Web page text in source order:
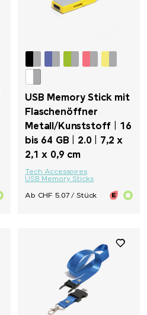
USB Memory Stick mit
Flaschenöffner
Metall/Kunststoff | 16
bis 64 GB | 2.0 | 7,2 x
2,1 x 0,9 cm
Tech Accessoires
USB Memory Sticks
Ab CHF 5.07 / Stück